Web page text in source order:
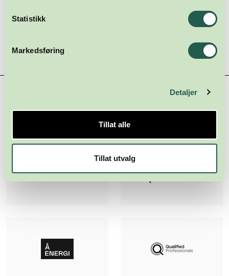
Statistikk
Markedsføring
Detaljer
Tillat alle
Tillat utvalg